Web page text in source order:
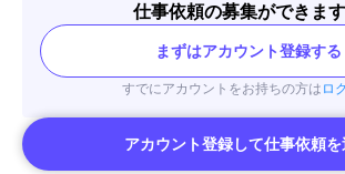
仕事依頼の募集ができます
まずはアカウント登録する
すでにアカウントをお持ちの方は ロ
アカウント登録して仕事依頼を